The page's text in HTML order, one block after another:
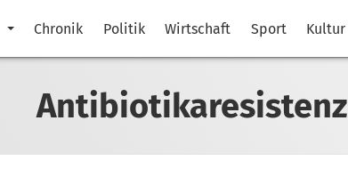
Chronik Politik Wirtschaft Sport Kultur
Antibiotikaresistenz